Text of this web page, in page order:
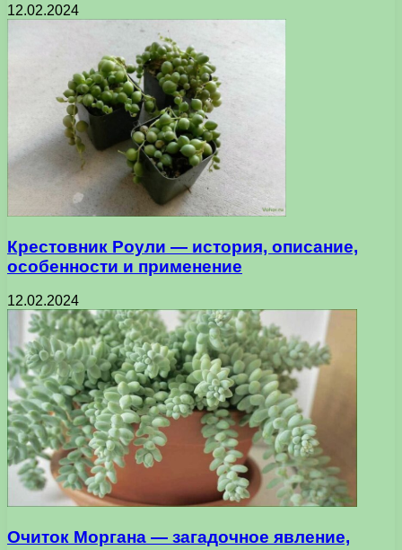
12.02.2024
Крестовник Роули — история, описание,
особенности и применение
12.02.2024
Очиток Моргана — загадочное явление,